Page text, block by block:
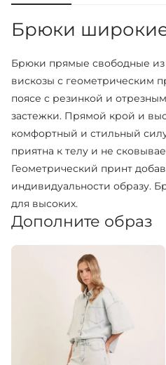
Брюки
Брюки прямые свободные из
вискозы с геометрическим
поясе с резинкой и
застежки. Прямой крой и
комфортный и стильный
приятна к телу и не
Геометрический принт
индивидуальности образу.
для высоких.
Дополните образ